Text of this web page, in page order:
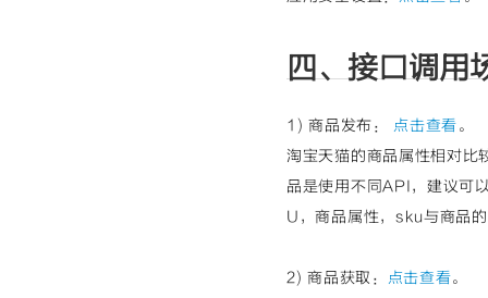
四、接口调用
1) 商品发布： 点击查看。
淘宝天猫的商品属性相对比
品是使用不同API，建议可
U，商品属性，sku与商品
2) 商品获取： 点击查看。